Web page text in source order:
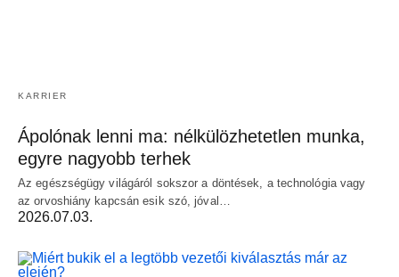
KARRIER
Ápolónak lenni ma: nélkülözhetetlen munka,
egyre nagyobb terhek
Az egészségügy világáról sokszor a döntések, a technológia vagy
az orvoshiány kapcsán esik szó, jóval…
2026.07.03.